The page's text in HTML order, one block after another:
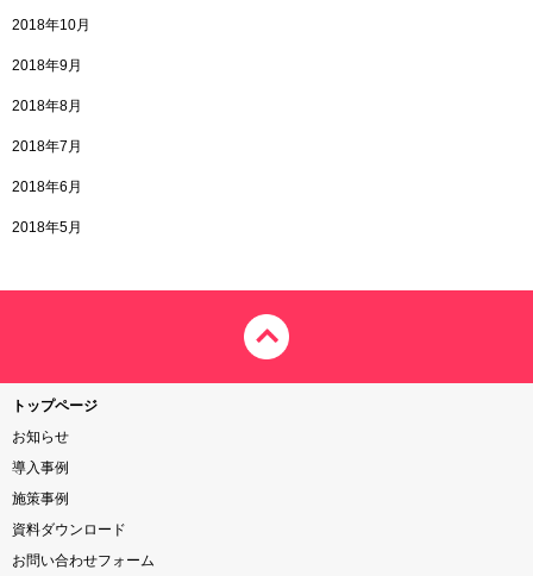
2018年10月
2018年9月
2018年8月
2018年7月
2018年6月
2018年5月
トップページ
お知らせ
導入事例
施策事例
資料ダウンロード
お問い合わせフォーム